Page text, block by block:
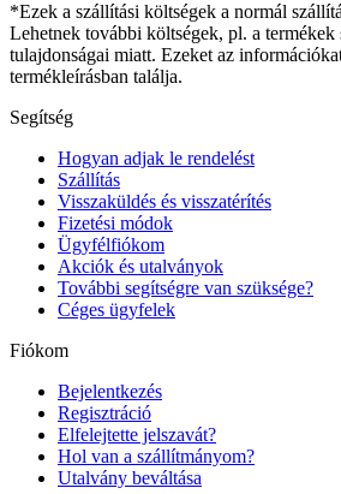
*Ezek a szállítási költségek a normál
Lehetnek további költségek, pl. a termékek
tulajdonságai miatt. Ezeket az
termékleírásban találja.
Segítség
Hogyan adjak le rendelést
Szállítás
Visszaküldés és visszatérítés
Fizetési módok
Ügyfélfiókom
Akciók és utalványok
További segítségre van szüksége?
Céges ügyfelek
Fiókom
Bejelentkezés
Regisztráció
Elfelejtette jelszavát?
Hol van a szállítmányom?
Utalvány beváltása